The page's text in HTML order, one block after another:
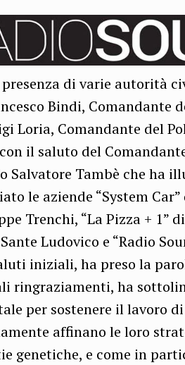
presenza di varie autorità
Bindi, Comandante
Loria, Comandante del
il saluto del
Salvatore Tambè che ha
le aziende “System
Trenchi, “La Pizza + 1”
Ludovico e “Radio
iniziali, ha preso la
ringraziamenti, ha
per sostenere il lavoro
affinano le loro
genetiche, e come in